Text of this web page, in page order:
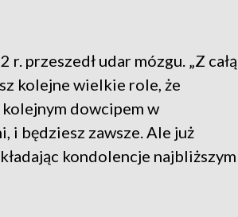
przeszedł udar mózgu. „Z całą
kolejne wielkie role, że
kolejnym dowcipem w
i będziesz zawsze. Ale już
kondolencje najbliższym